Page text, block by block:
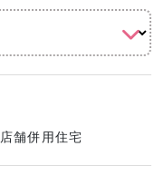
店舗併用住宅